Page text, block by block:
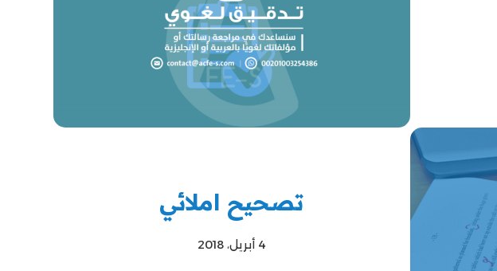
تصحيح املائي
4 أبريل، 2018